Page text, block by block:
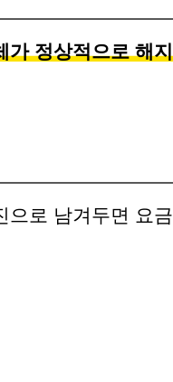
가 정상적으로 해
으로 남겨두면 요